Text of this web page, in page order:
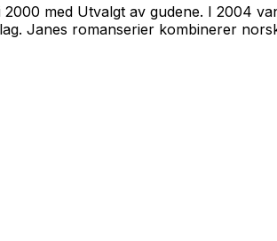
2000 med Utvalgt av gudene. I 2004
. Janes romanserier kombinerer